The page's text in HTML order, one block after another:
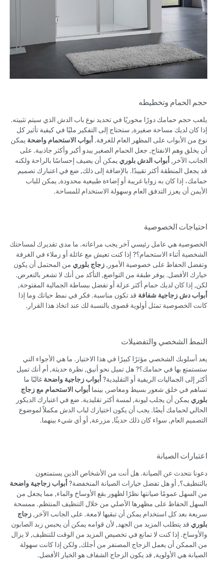
حجم الحمام وتخطيطه
يلعب حجم حمامك دورًا محوريًا في تحديد نوع باب الدش الذي سيتم تثبيته.
إذا كان لديك مساحة صغيرة, ستحتاج إلى التفكير مليًا في كيفية تأثير كل
نوع من الأبواب على المظهر العام للغرفة.أبواب الاستحمام واضحةيمكن
أن يخلق وهم الانفتاح, جعل الحمام الصغير يبدو أكبر وأكثر جاذبية. على
الجانب الآخر,أبواب الدش بلورييمكن أن يضيف إحساسًا بالراحة ولكنه
قد يجعل المنطقة أكثر تقييدًا. بالإضافة إلى ذلك, ضع في اعتبارك تصميم
حمامك، إذا كان به زوايا غريبة أو إضاءة طبيعية محدودة, يمكن للباب
الأيمن أن يعزز التدفق العام وسهولة الاستخدام للمساحة.
احتياجات الخصوصية
الخصوصية هي عامل رئيسي آخر يجب مراعاته. ما مدى تقديرك لمساحتك
الشخصية أثناء الاستحمام؟? إذا كنت تعيش مع عائلة أو زملاء في الغرفة
وتفضل الحفاظ على خصوصية الأمور,زجاج بلوريمن المحتمل أن يكون
خيارك الأفضل. يوفر طبقة من التواضع, التأكد من أنك لا تشعر بالتعرض.
لكن, إذا كان لديك حمام أكثر عزلة أو تفضل ببساطة الجمالية المفتوحة,
أبواب دش زجاجية شفافةقد تكون مناسبة. فكر في نمط حياتك وما إذا
كانت الخصوصية تمثل أولوية قصوى بالنسبة لك عند اتخاذ هذا القرار.
النمط الشخصي والتفضيلات
يعد أسلوبك الشخصي مؤثرًا كبيرًا في هذا الاختيار. ما هي الأجواء التي
ستستمتع بها في حمامك؟? هل تميل نحو أنيق, نظرة حديثة, أم أنك تميل
أكثر إلى الجماليات الريفية أو التقليدية?أبواب زجاجية واضحةغالبًا ما
تساهم في خلق شعور بسيط ومعاصر, بينماأبواب الاستحمام مع زجاج
بلورييمكن أن يجلب ليونة, لمسة أكثر تقليدية. ضع في اعتبارك الديكور
الحالي لحمامك أيضًا. يجب أن يكون اختيارك لباب الدش مكملاً لموضوع
التصميم العام, سواء كان ذلك حديثًا, مزرعة, أو أي شيء بينهما.
اعتبارات الصيانة
دعونا نتحدث عن الصيانة. هل أنت من الأشخاص الذين يستمتعون
بالتنظيف؟, أو هل تفضل خيارات الصيانة المنخفضة?أبواب زجاجية واضحة
من السهل عمومًا صيانتها نظرًا لظهور بقع الأوساخ والماء, مما يجعل من
السهل الحفاظ على مظهرها الأصلي من خلال التنظيف المنتظم. ممسحة
سريعة بعد كل استخدام يمكن أن تبقيها لامعة. على الجانب الآخر,زجاج
بلوريقد يتطلب المزيد من الجهد, لأن قوامه يمكن أن يحبس زبد الصابون
والأوساخ. إذا كنت لا تمانع في تخصيص المزيد من الوقت للتنظيف, لا يزال
من الممكن أن يعمل الزجاج المصنفر من أجلك, ولكن إذا كانت سهولة
الصيانة هي الأولوية, قد يكون الزجاج الشفاف هو الخيار الأفضل.